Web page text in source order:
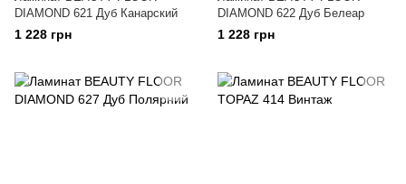
DIAMOND 621 Дуб Канарский
1 228 грн
DIAMOND 622 Дуб Белеар
1 228 грн